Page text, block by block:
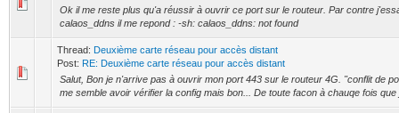
Ok il me reste plus qu'a réussir à ouvrir ce port sur le routeur. Par contre
calaos_ddns il me repond : -sh: calaos_ddns: not found
Thread: Deuxième carte réseau pour accès distant
Post: RE: Deuxième carte réseau pour accès distant
Salut, Bon je n'arrive pas à ouvrir mon port 443 sur le routeur 4G. "conflit de
me semble avoir vérifier la config mais bon... De toute facon à chauqe fois que